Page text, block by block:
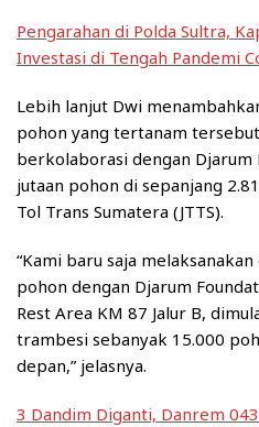
Pengarahan di Polda Sultra,
Investasi di Tengah Pandemi
Lebih lanjut Dwi
pohon yang tertanam
berkolaborasi dengan Djarum
jutaan pohon di sepanjang
Tol Trans Sumatera (JTTS).
“Kami baru saja
pohon dengan Djarum
Rest Area KM 87 Jalur B,
trambesi sebanyak 15.000
depan,” jelasnya.
3 Dandim Diganti, Danrem